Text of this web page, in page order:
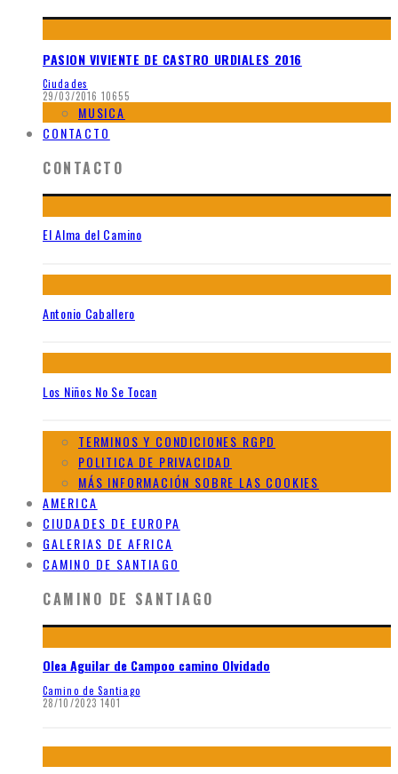
PASION VIVIENTE DE CASTRO URDIALES 2016
Ciudades
29/03/2016 10655
MUSICA
CONTACTO
CONTACTO
El Alma del Camino
Antonio Caballero
Los Niños No Se Tocan
TERMINOS Y CONDICIONES RGPD
POLITICA DE PRIVACIDAD
MÁS INFORMACIÓN SOBRE LAS COOKIES
AMERICA
CIUDADES DE EUROPA
GALERIAS DE AFRICA
CAMINO DE SANTIAGO
CAMINO DE SANTIAGO
Olea Aguilar de Campoo camino Olvidado
Camino de Santiago
28/10/2023 1401